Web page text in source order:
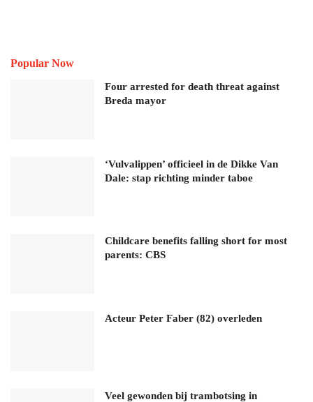
Popular Now
Four arrested for death threat against
Breda mayor
‘Vulvalippen’ officieel in de Dikke Van
Dale: stap richting minder taboe
Childcare benefits falling short for most
parents: CBS
Acteur Peter Faber (82) overleden
Veel gewonden bij trambotsing in